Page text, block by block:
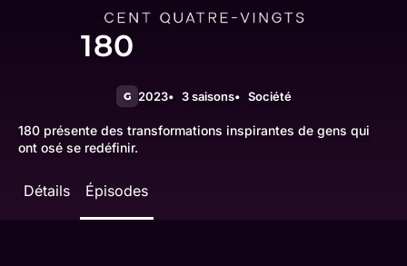
180
G 2023 3 saisons Société
180 présente des transformations inspirantes de gens qui
ont osé se redéfinir.
Détails Épisodes